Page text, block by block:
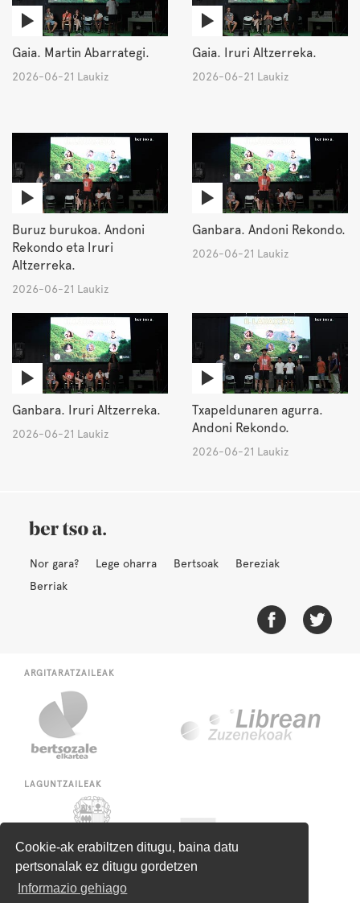
Cookie-ak erabiltzen ditugu, baina datu
pertsonalak ez ditugu gordetzen
Informazio gehiago
Gaia. Martin Abarrategi.
2026-06-21 Laukiz
Gaia. Iruri Altzerreka.
2026-06-21 Laukiz
Buruz burukoa. Andoni
Rekondo eta Iruri
Altzerreka.
2026-06-21 Laukiz
Ganbara. Andoni Rekondo.
2026-06-21 Laukiz
Ganbara. Iruri Altzerreka.
2026-06-21 Laukiz
Txapeldunaren agurra.
Andoni Rekondo.
2026-06-21 Laukiz
Nor gara? Lege oharra Bertsoak
Bereziak
Berriak
ARGITARATZAILEAK
LAGUNTZAILEAK